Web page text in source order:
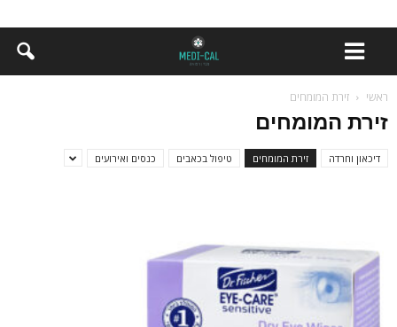
ראשי זירת המומחים
זירת המומחים
דיכאון וחרדה זירת המומחים טיפול בכאבים כנסים ואירועים